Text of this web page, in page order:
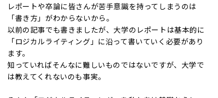
レポートや卒論に皆さんが苦手意識を持ってしまうのは
「書き方」がわからないから。
以前の記事でも書きましたが、大学のレポートは基本的に
「ロジカルライティング」に沿って書いていく必要があり
ます。
知っていればそんなに難しいものではないですが、大学で
は教えてくれないのも事実。